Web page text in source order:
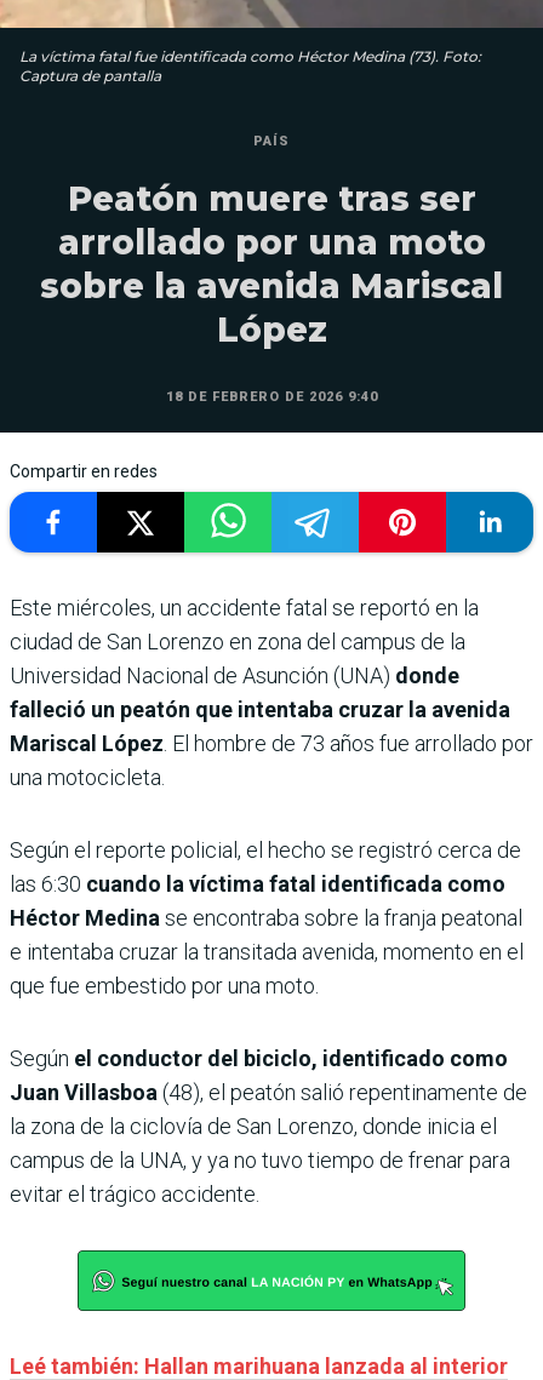
La víctima fatal fue identificada como Héctor Medina (73). Foto:
Captura de pantalla
PAÍS
Peatón muere tras ser
arrollado por una moto
sobre la avenida Mariscal
López
18 DE FEBRERO DE 2026 9:40
Compartir en redes
Este miércoles, un accidente fatal se reportó en la
ciudad de San Lorenzo en zona del campus de la
Universidad Nacional de Asunción (UNA) donde
falleció un peatón que intentaba cruzar la avenida
Mariscal López . El hombre de 73 años fue arrollado por
una motocicleta.
Según el reporte policial, el hecho se registró cerca de
las 6:30 cuando la víctima fatal identificada como
Héctor Medina se encontraba sobre la franja peatonal
e intentaba cruzar la transitada avenida, momento en el
que fue embestido por una moto.
Según el conductor del biciclo, identificado como
Juan Villasboa (48), el peatón salió repentinamente de
la zona de la ciclovía de San Lorenzo, donde inicia el
campus de la UNA, y ya no tuvo tiempo de frenar para
evitar el trágico accidente.
Leé también: Hallan marihuana lanzada al interior